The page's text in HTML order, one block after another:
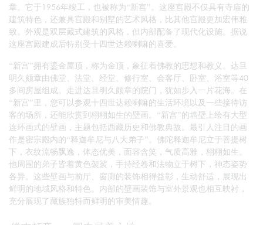
章。它于1956年竣工，也被称为“新宫”。这座宫殿不仅具有寺庙的
建筑特色，还兼具宫殿和别墅的艺术风格，比其他宫殿更加宏伟雅
致。外观是双层藏式建筑的风格，但内部配备了现代化设施。据说
这座宫殿建成后特别受十四世达赖喇嘛的喜爱。
“新宫”拥有鎏金屋顶，称为金顶，象征着佛教的思想和教义。达旦
明久颇章由佛堂、法堂、经堂、修行室、会客厅、卧室、浴室等40
多间房屋组成。走进达旦明久颇章的院门，犹如步入一片花海。在
“新宫”里，您可以参观十四世达赖喇嘛的生活环境以及一些接待访
客的场所，还能欣赏到栩栩如生的壁画。“新宫”的墙壁上绘有大型
连环画式的壁画，主题包括西藏历史和佛教典故。最引人注目的画
作是密宗殿内的“释迦牟尼与八大弟子”。佛陀释迦牟尼立于菩提树
下，衣纹流畅飘逸，体态优美，面容含笑，气质高雅，栩栩如生。
他周围的弟子皆着黄色袈裟，手持经卷和法物立于树下，神态姿势
各异。这些壁画与前厅、窗廊的装饰相得益彰，生动舒适，展现出
鲜明的地域风格和特色。内部的壁画装饰与室外景观也相互映衬，
充分展现了藏族独特而鲜明的审美情趣。